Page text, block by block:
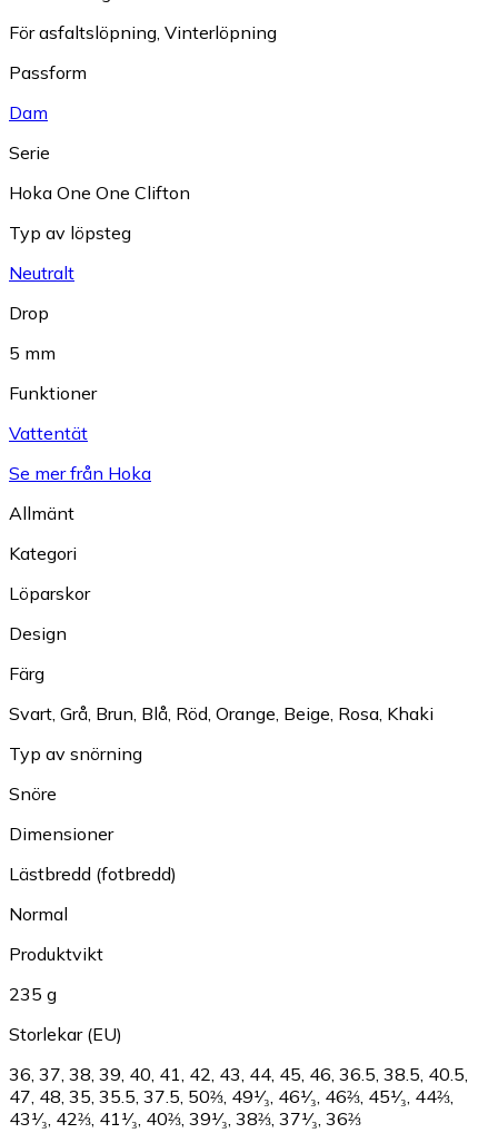
För asfaltslöpning Vinterlöpning
Passform
Dam
Serie
Hoka One One Clifton
Typ av löpsteg
Neutralt
Drop
5 mm
Funktioner
Vattentät
Se mer från Hoka
Allmänt
Kategori
Löparskor
Design
Färg
Svart Grå Brun Blå Röd Orange Beige Rosa Khaki
Typ av snörning
Snöre
Dimensioner
Lästbredd (fotbredd)
Normal
Produktvikt
235 g
Storlekar (EU)
36 37 38 39 40 41 42 43 44 45 46 36.5 38.5 40.5
47 48 35 35.5 37.5 50⅔ 49¹⁄₃ 46¹⁄₃ 46⅔ 45¹⁄₃ 44⅔
43¹⁄₃ 42⅔ 41¹⁄₃ 40⅔ 39¹⁄₃ 38⅔ 37¹⁄₃ 36⅔